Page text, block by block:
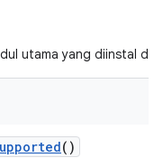
utama yang diinstal di
()